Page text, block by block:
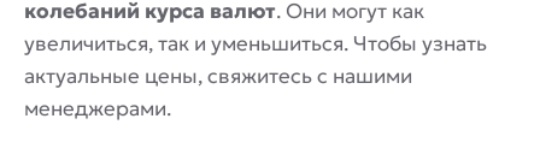
колебаний курса валют. Они могут как
увеличиться, так и уменьшиться. Чтобы узнать
актуальные цены, свяжитесь с нашими
менеджерами.